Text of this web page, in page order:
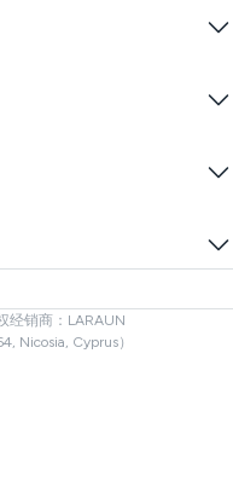
经销商：LARAUN
Nicosia, Cyprus）